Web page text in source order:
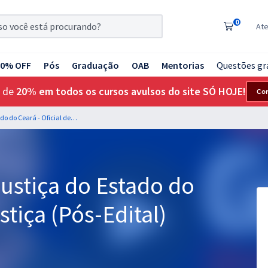
0
OFF Pós Graduação OAB Mentorias Questões
de 20% em todos os cursos avulsos do site SÓ HOJE!
TJ CE - Tribunal de Justiça do Estado do Ceará - Oficial de Justiça (Pós-Edital)
do Estado do
(Pós-Edital)